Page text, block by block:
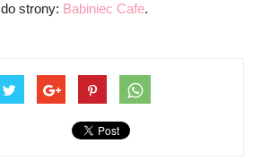
strony: Babiniec Cafe.